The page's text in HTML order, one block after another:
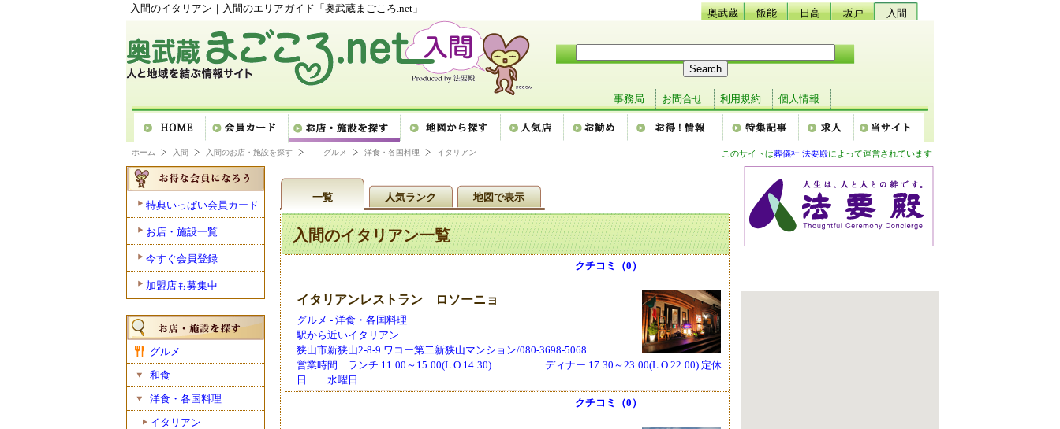
入間のイタリアン｜入間のエリアガイド「奥武蔵まごころ.net」 奥武蔵 飯能 日高 坂戸 入間
事務局 お問合せ 利用規約 個人情報
ホーム 入間 入間のお店・施設を探す グルメ 洋食・各国料理 イタリアン このサイトは葬儀社 法要殿によって運営されています
特典いっぱい会員カード
お店・施設一覧
今すぐ会員登録
加盟店も募集中
グルメ
和食
洋食・各国料理
イタリアン
一覧 人気ランク 地図で表示
入間のイタリアン一覧
クチコミ（0）
イタリアンレストラン ロソーニョ
グルメ - 洋食・各国料理
駅から近いイタリアン
狭山市新狭山2-8-9 ワコー第二新狭山マンション/080-3698-5068
営業時間 ランチ 11:00～15:00(L.O.14:30) ディナー 17:30～23:00(L.O.22:00) 定休
日 水曜日
クチコミ（0）